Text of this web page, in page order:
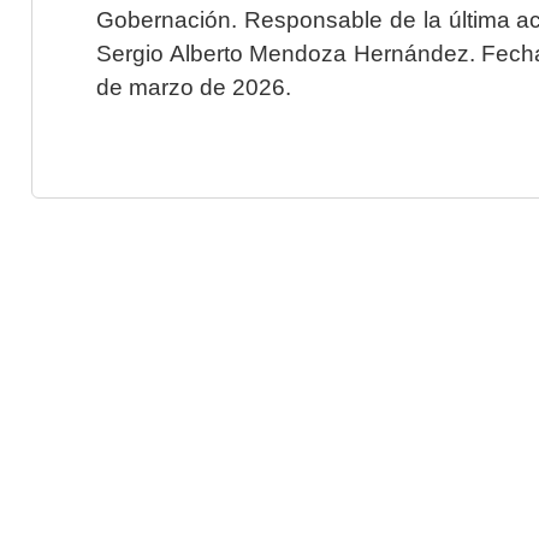
Gobernación. Responsable de la última
Sergio Alberto Mendoza Hernández.
de marzo de 2026.